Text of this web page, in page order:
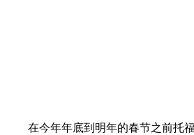
在今年年底到明年的春节之前托福